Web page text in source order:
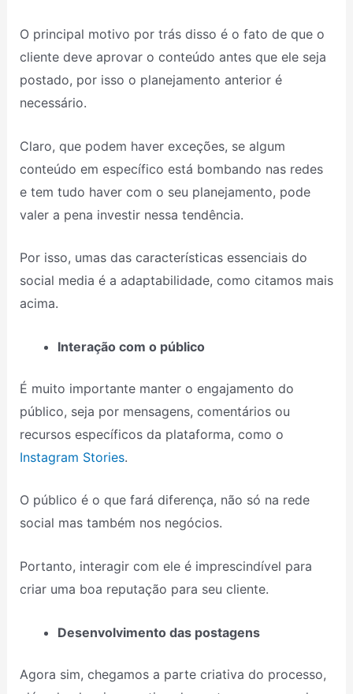
O principal motivo por trás disso é o fato de que o
cliente deve aprovar o conteúdo antes que ele seja
postado, por isso o planejamento anterior é
necessário.
Claro, que podem haver exceções, se algum
conteúdo em específico está bombando nas redes
e tem tudo haver com o seu planejamento, pode
valer a pena investir nessa tendência.
Por isso, umas das características essenciais do
social media é a adaptabilidade, como citamos mais
acima.
Interação com o público
É muito importante manter o engajamento do
público, seja por mensagens, comentários ou
recursos específicos da plataforma, como o
Instagram Stories.
O público é o que fará diferença, não só na rede
social mas também nos negócios.
Portanto, interagir com ele é imprescindível para
criar uma boa reputação para seu cliente.
Desenvolvimento das postagens
Agora sim, chegamos a parte criativa do processo,